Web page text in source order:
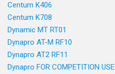
Centum K406
Centum K708
Dynamic MT RT01
Dynapro AT-M RF10
Dynapro AT2 RF11
Dynapro FOR COMPETITION USE